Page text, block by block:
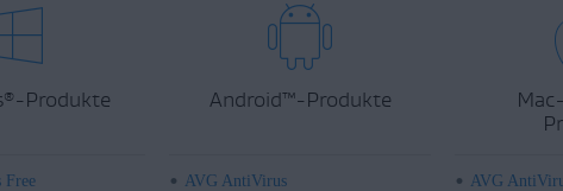
® -Produkte
Free
Android™-Produkte
AVG AntiVirus
AVG